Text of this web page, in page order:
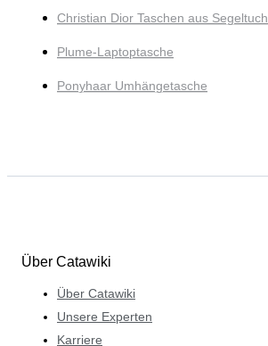
Christian Dior Taschen aus Segeltuch
Plume-Laptoptasche
Ponyhaar Umhängetasche
Über Catawiki
Über Catawiki
Unsere Experten
Karriere